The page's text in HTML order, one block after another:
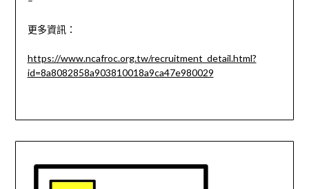
更多資訊：
https://www.ncafroc.org.tw/recruitment_detail.html?
id=8a8082858a903810018a9ca47e980029